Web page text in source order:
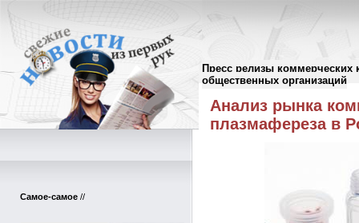
Пресс релизы коммерческих
общественных организаций
Самое-самое //
Пресс-релизы//
Анализ рынка
плазмафереза в